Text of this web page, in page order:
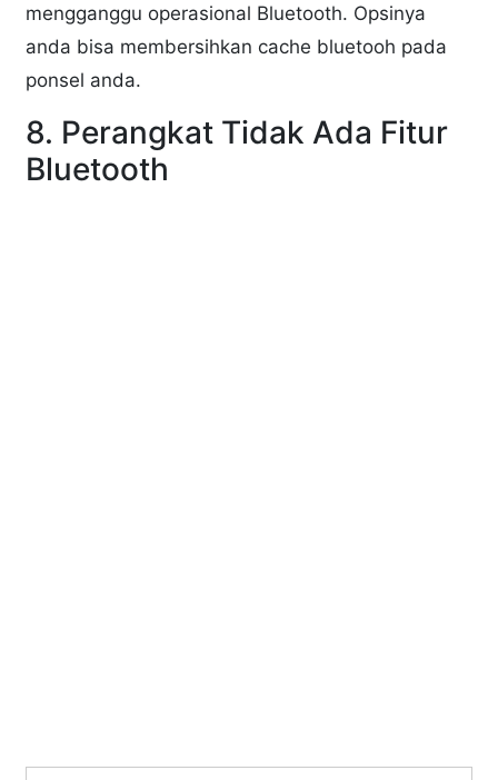
mengganggu operasional Bluetooth. Opsinya
anda bisa membersihkan cache bluetooh pada
ponsel anda.
8. Perangkat Tidak Ada Fitur
Bluetooth